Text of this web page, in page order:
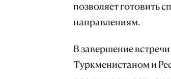
позволяет готовить
направлениям.
В завершение
Туркменистаном и